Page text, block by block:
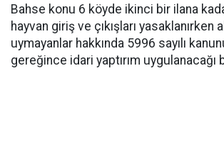
Bahse konu 6 köyde ikinci bir ilana
hayvan giriş ve çıkışları yasaklanırken
uymayanlar hakkında 5996 sayılı
gereğince idari yaptırım uygulanacağı